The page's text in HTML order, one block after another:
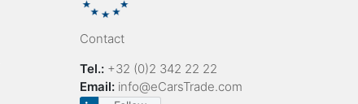
Contact
Tel.: +32 (0)2 342 22 22
Email: info@eCarsTrade.com